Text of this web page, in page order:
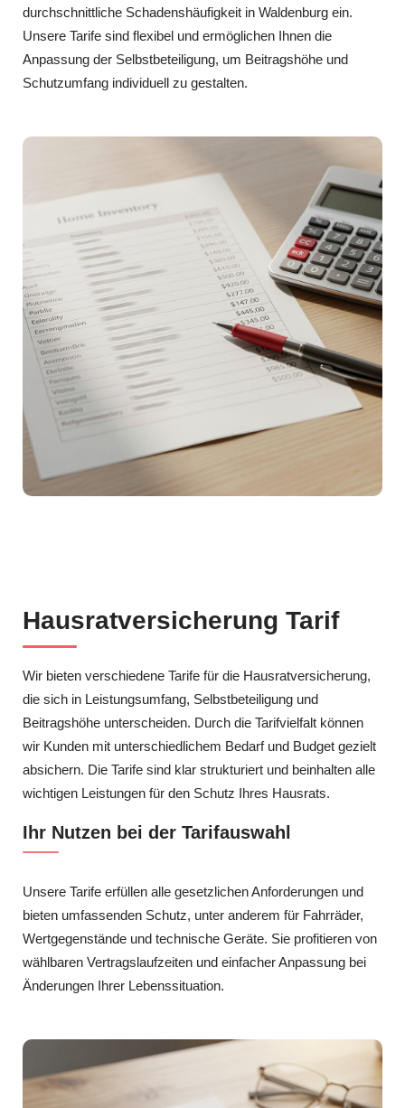
durchschnittliche Schadenshäufigkeit in Waldenburg ein.
Unsere Tarife sind flexibel und ermöglichen Ihnen die
Anpassung der Selbstbeteiligung, um Beitragshöhe und
Schutzumfang individuell zu gestalten.
Hausratversicherung Tarif
Wir bieten verschiedene Tarife für die Hausratversicherung,
die sich in Leistungsumfang, Selbstbeteiligung und
Beitragshöhe unterscheiden. Durch die Tarifvielfalt können
wir Kunden mit unterschiedlichem Bedarf und Budget gezielt
absichern. Die Tarife sind klar strukturiert und beinhalten alle
wichtigen Leistungen für den Schutz Ihres Hausrats.
Ihr Nutzen bei der Tarifauswahl
Unsere Tarife erfüllen alle gesetzlichen Anforderungen und
bieten umfassenden Schutz, unter anderem für Fahrräder,
Wertgegenstände und technische Geräte. Sie profitieren von
wählbaren Vertragslaufzeiten und einfacher Anpassung bei
Änderungen Ihrer Lebenssituation.